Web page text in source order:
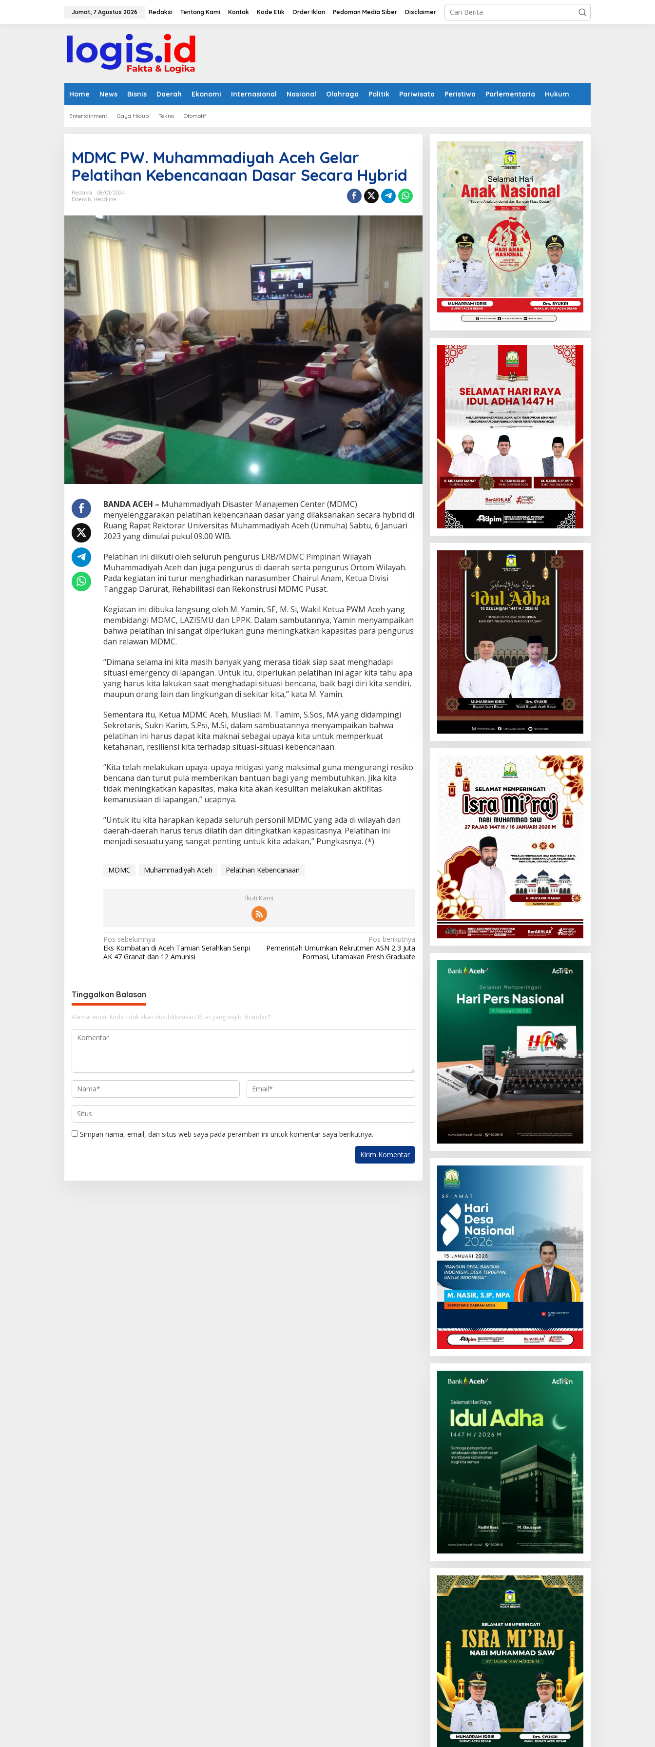
Jumat, 7 Agustus 2026 Redaksi Tentang Kami Kontak Kode Etik Order Iklan Pedoman Media Siber Disclaimer
Home News Bisnis Daerah Ekonomi Internasional Nasional Olahraga Politik Pariwisata Peristiwa Parlementaria Hukum
Entertainment Gaya Hidup Tekno Otomotif
MDMC PW. Muhammadiyah Aceh Gelar
Pelatihan Kebencanaan Dasar Secara Hybrid
Redaksi
08/01/2024
Daerah, Headline
BANDA ACEH – Muhammadiyah Disaster Manajemen Center (MDMC)
menyelenggarakan pelatihan kebencanaan dasar yang dilaksanakan secara hybrid di
Ruang Rapat Rektorar Universitas Muhammadiyah Aceh (Unmuha) Sabtu, 6 Januari
2023 yang dimulai pukul 09.00 WIB.
Pelatihan ini diikuti oleh seluruh pengurus LRB/MDMC Pimpinan Wilayah
Muhammadiyah Aceh dan juga pengurus di daerah serta pengurus Ortom Wilayah.
Pada kegiatan ini turur menghadirkan narasumber Chairul Anam, Ketua Divisi
Tanggap Darurat, Rehabilitasi dan Rekonstrusi MDMC Pusat.
Kegiatan ini dibuka langsung oleh M. Yamin, SE, M. Si, Wakil Ketua PWM Aceh yang
membidangi MDMC, LAZISMU dan LPPK. Dalam sambutannya, Yamin menyampaikan
bahwa pelatihan ini sangat diperlukan guna meningkatkan kapasitas para pengurus
dan relawan MDMC.
“Dimana selama ini kita masih banyak yang merasa tidak siap saat menghadapi
situasi emergency di lapangan. Untuk itu, diperlukan pelatihan ini agar kita tahu apa
yang harus kita lakukan saat menghadapi situasi bencana, baik bagi diri kita sendiri,
maupun orang lain dan lingkungan di sekitar kita,” kata M. Yamin.
Sementara itu, Ketua MDMC Aceh, Musliadi M. Tamim, S.Sos, MA yang didampingi
Sekretaris, Sukri Karim, S.Psi, M.Si, dalam sambuatannya menyampaikan bahwa
pelatihan ini harus dapat kita maknai sebagai upaya kita untuk memperkuat
ketahanan, resiliensi kita terhadap situasi-situasi kebencanaan.
“Kita telah melakukan upaya-upaya mitigasi yang maksimal guna mengurangi resiko
bencana dan turut pula memberikan bantuan bagi yang membutuhkan. Jika kita
tidak meningkatkan kapasitas, maka kita akan kesulitan melakukan aktifitas
kemanusiaan di lapangan,” ucapnya.
“Untuk itu kita harapkan kepada seluruh personil MDMC yang ada di wilayah dan
daerah-daerah harus terus dilatih dan ditingkatkan kapasitasnya. Pelatihan ini
menjadi sesuatu yang sangat penting untuk kita adakan,” Pungkasnya. (*)
MDMC Muhammadiyah Aceh Pelatihan Kebencanaan
Ikuti Kami
N
a
g
a
s
i
s
Pos sebelumnya
Eks Kombatan di Aceh Tamian Serahkan Senpi
AK 47 Granat dan 12 Amunisi
Pos berikutnya
Pemerintah Umumkan Rekrutmen ASN 2,3 Juta
Formasi, Utamakan Fresh Graduate
Tinggalkan Balasan
Alamat email Anda tidak akan dipublikasikan. Ruas yang wajib ditandai *
Simpan nama, email, dan situs web saya pada peramban ini untuk komentar saya berikutnya.